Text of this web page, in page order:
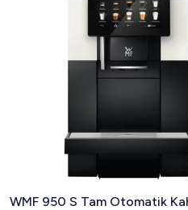
950 S Tam Otomatik Kahve